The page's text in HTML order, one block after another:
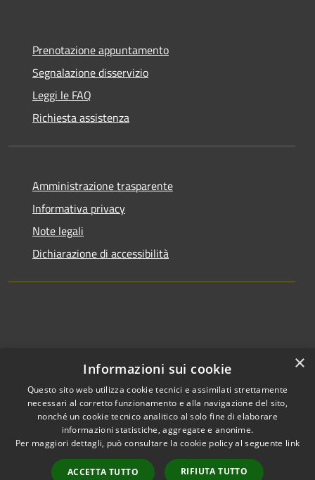
Prenotazione appuntamento
Segnalazione disservizio
Leggi le FAQ
Richiesta assistenza
Amministrazione trasparente
Informativa privacy
Note legali
Dichiarazione di accessibilità
RSS
Accessibilità
Copyright © 2026 • Comune di
Municipium•
Accesso
×
Informazioni sui cookie
Questo sito web utilizza cookie tecnici e assimilati strettamente
necessari al corretto funzionamento e alla navigazione del sito,
nonché un cookie tecnico analitico al solo fine di elaborare
informazioni statistiche, aggregate e anonime.
Per maggiori dettagli, può consultare la cookie policy al seguente link
ACCETTA TUTTO RIFIUTA TUTTO